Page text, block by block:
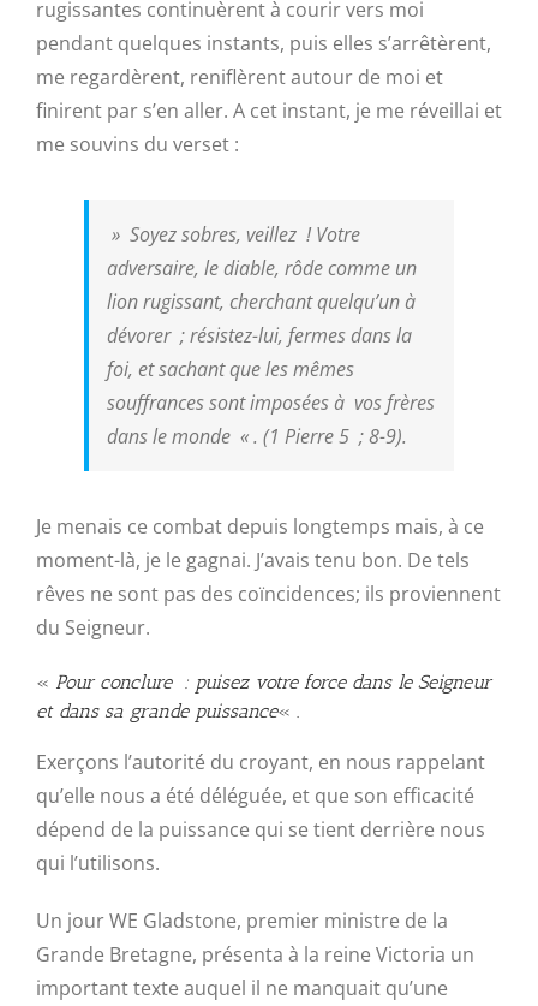
rugissantes continuèrent à courir vers moi
pendant quelques instants, puis elles s’arrêtèrent,
me regardèrent, reniflèrent autour de moi et
finirent par s’en aller. A cet instant, je me réveillai et
me souvins du verset :
» Soyez sobres, veillez ! Votre
adversaire, le diable, rôde comme un
lion rugissant, cherchant quelqu’un à
dévorer ; résistez-lui, fermes dans la
foi, et sachant que les mêmes
souffrances sont imposées à vos frères
dans le monde « . (1 Pierre 5 ; 8-9).
Je menais ce combat depuis longtemps mais, à ce
moment-là, je le gagnai. J’avais tenu bon. De tels
rêves ne sont pas des coïncidences; ils proviennent
du Seigneur.
« Pour conclure : puisez votre force dans le Seigneur
et dans sa grande puissance« .
Exerçons l’autorité du croyant, en nous rappelant
qu’elle nous a été déléguée, et que son efficacité
dépend de la puissance qui se tient derrière nous
qui l’utilisons.
Un jour WE Gladstone, premier ministre de la
Grande Bretagne, présenta à la reine Victoria un
important texte auquel il ne manquait qu’une